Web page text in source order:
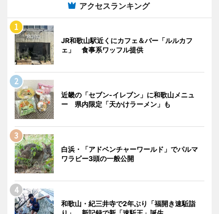
アクセスランキング
JR和歌山駅近くにカフェ＆バー「ルルカフ
ェ」 食事系ワッフル提供
近畿の「セブン-イレブン」に和歌山メニュ
ー 県内限定「天かけラーメン」も
白浜・「アドベンチャーワールド」でパルマ
ワラビー3頭の一般公開
和歌山・紀三井寺で2年ぶり「福開き速駈詣